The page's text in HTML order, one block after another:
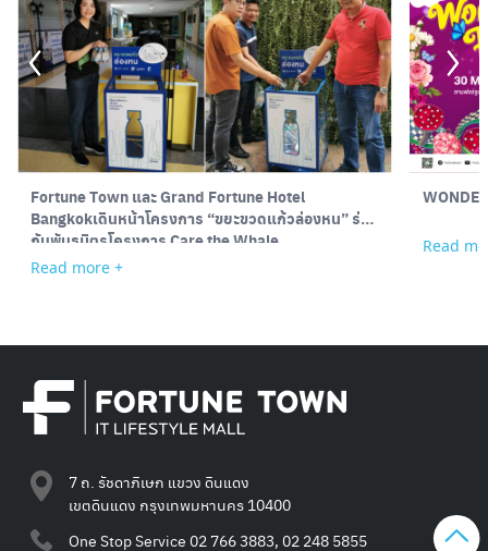
Fortune Town และ Grand Fortune Hotel
Bangkokเดินหน้าโครงการ “ขยะขวดแก้วล่องหน” ร่วม
กับพันธมิตรโครงการ Care the Whale
Read more +
Read
7 ถ. รัชดาภิเษก แขวง ดินแดง
เขตดินแดง กรุงเทพมหานคร 10400
One Stop Service 02 766 3883, 02 248 5855